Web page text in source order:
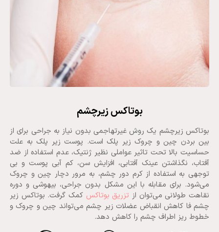
بوتاکس زیرچشم
بوتاکس زیرچشم یک روش غیرتهاجمی بدون نیاز به جراحی برای از
بین بردن چین و چروک زیر پلک است. پوست زیر پلک به علت
حساسیت بالا تحت تاثیر عواملی نظیر ژنتیک، عدم استفاده از ضد
آفتاب، نگذاشتن عینک آفتابی، افزایش سن، کم آبی پوست و بی
توجهی به استفاده از کرم دور چشم، به مرور دچار چین و چروک
می‌شود. برای مقابله با این مشکل بدون جراحی، بیهوشی و دوره
نقاهت طولانی می‌‎توان از
تزریق بوتاکس کمک گرفت. بوتاکس زیر
چشم فا کاهش انقباض عضلات زیر چشم می‌تواند چین و چروک و
خطوط ریز اطراف چشم را کاهش دهد.